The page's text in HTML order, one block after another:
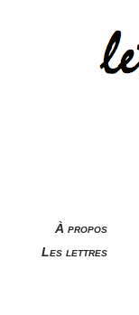
À propos
Les lettres